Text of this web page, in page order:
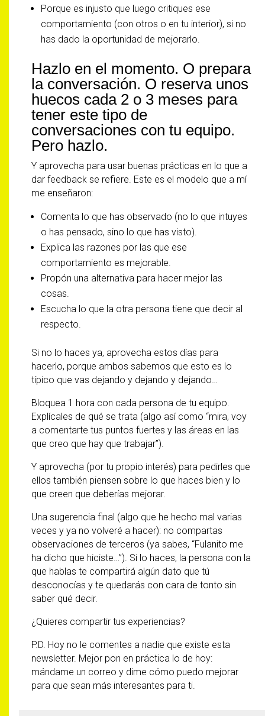
Porque es injusto que luego critiques ese
comportamiento (con otros o en tu interior), si no
has dado la oportunidad de mejorarlo.
Hazlo en el momento. O prepara
la conversación. O reserva unos
huecos cada 2 o 3 meses para
tener este tipo de
conversaciones con tu equipo.
Pero hazlo.
Y aprovecha para usar buenas prácticas en lo que a
dar feedback se refiere. Este es el modelo que a mí
me enseñaron:
Comenta lo que has observado (no lo que intuyes
o has pensado, sino lo que has visto).
Explica las razones por las que ese
comportamiento es mejorable.
Propón una alternativa para hacer mejor las
cosas.
Escucha lo que la otra persona tiene que decir al
respecto.
Si no lo haces ya, aprovecha estos días para
hacerlo, porque ambos sabemos que esto es lo
típico que vas dejando y dejando y dejando…
Bloquea 1 hora con cada persona de tu equipo.
Explícales de qué se trata (algo así como “mira, voy
a comentarte tus puntos fuertes y las áreas en las
que creo que hay que trabajar”).
Y aprovecha (por tu propio interés) para pedirles que
ellos también piensen sobre lo que haces bien y lo
que creen que deberías mejorar.
Una sugerencia final (algo que he hecho mal varias
veces y ya no volveré a hacer): no compartas
observaciones de terceros (ya sabes, “Fulanito me
ha dicho que hiciste…”). Si lo haces, la persona con la
que hablas te compartirá algún dato que tú
desconocías y te quedarás con cara de tonto sin
saber qué decir.
¿Quieres compartir tus experiencias?
P.D. Hoy no le comentes a nadie que existe esta
newsletter. Mejor pon en práctica lo de hoy:
mándame un correo y dime cómo puedo mejorar
para que sean más interesantes para ti.